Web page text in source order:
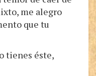
me alegro
que tu
tienes éste,